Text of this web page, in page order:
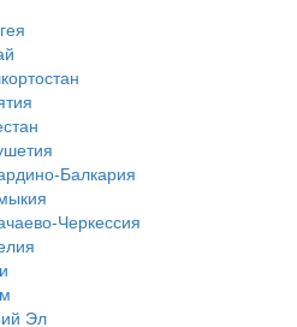
Балкария
Черкессия
Эл